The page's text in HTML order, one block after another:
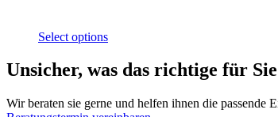
Select options
Unsicher, was das richtige für
Wir beraten sie gerne und helfen ihnen die